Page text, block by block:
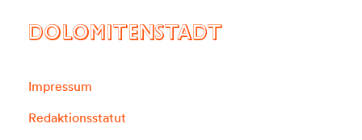
DOLOMITENSTADT
Impressum
Redaktionsstatut